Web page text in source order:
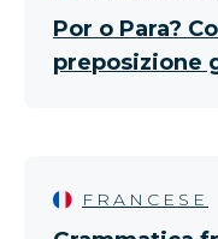
Por o Para?
preposizione
FRANCESE